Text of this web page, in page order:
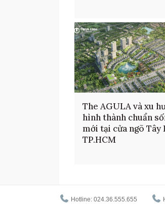
The AGULA và xu
hình thành chuẩn
mới tại cửa ngõ Tây
TP.HCM
Hotline: 024.36.555.655